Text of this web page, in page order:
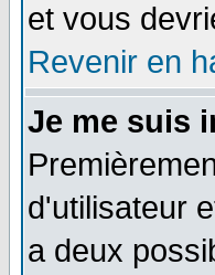
et vous
Revenir en
Je me suis
d'utilisateur
a deux